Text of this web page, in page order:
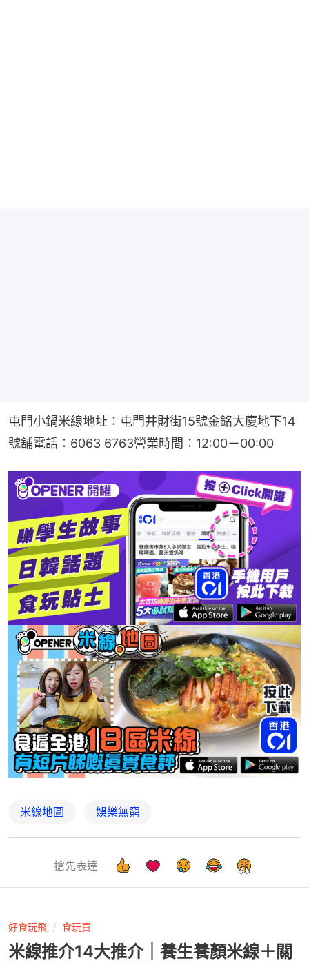
屯門小鍋米線地址：屯門井財街15號金銘大廈地下14
號舖電話：6063 6763營業時間：12:00－00:00
米線地圖 娛樂無窮
搶先表達
好食玩飛 食玩買
米線推介14大推介｜養生養顏米線＋關